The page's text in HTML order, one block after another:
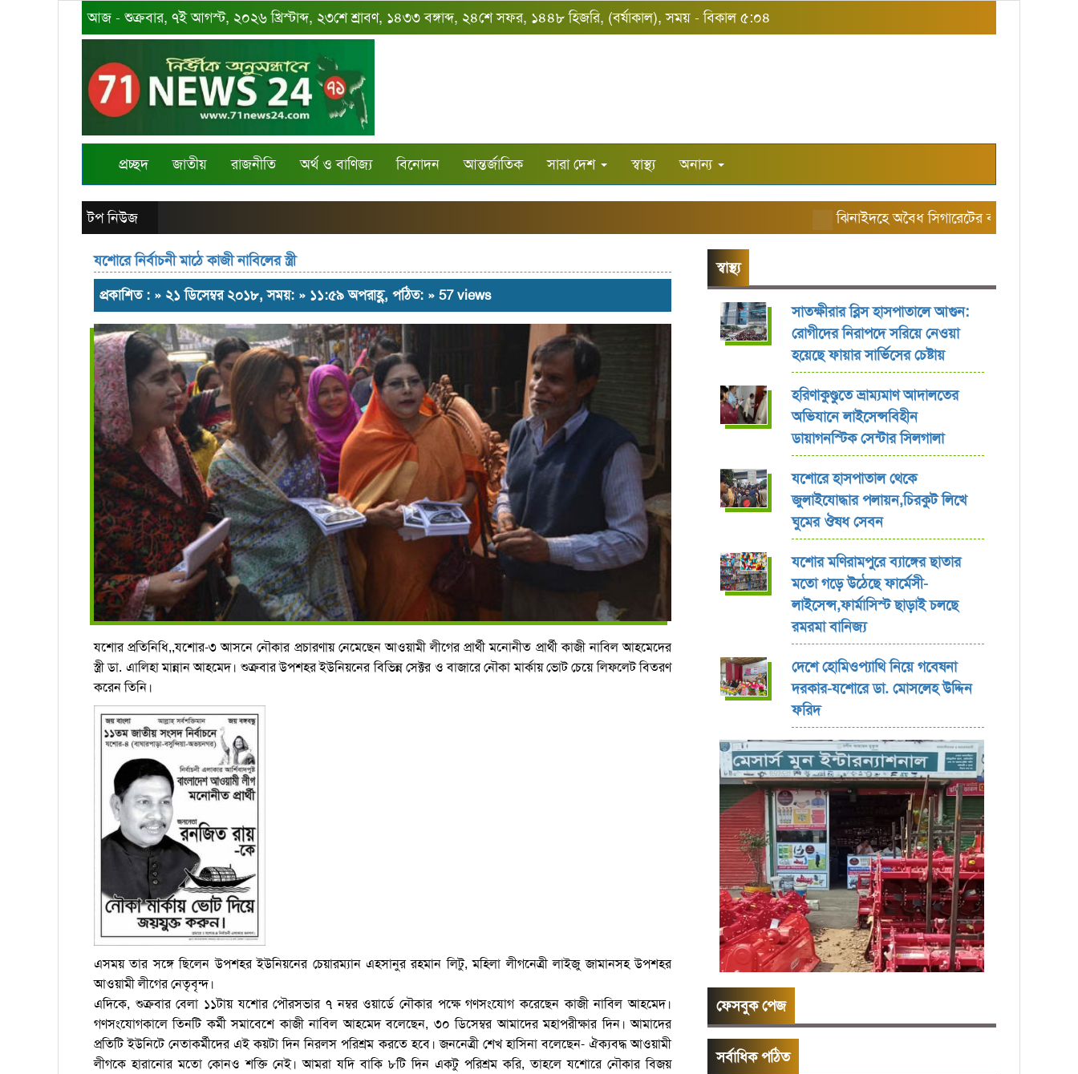
আজ - শুক্রবার, ৭ই আগস্ট, ২০২৬ খ্রিস্টাব্দ, ২৩শে শ্রাবণ, ১৪৩৩ বঙ্গাব্দ, ২৪শে সফর, ১৪৪৮ হিজরি, (বর্ষাকাল), সময় - বিকাল ৫:০৪
প্রচ্ছদ জাতীয় রাজনীতি অর্থ ও বাণিজ্য বিনোদন আন্তর্জাতিক সারা দেশ স্বাস্থ্য অনান্য
টপ নিউজ ঝিনাইদহে অবৈধ সিগারেটের বাজার তৈরি করছে
যশোরে নির্বাচনী মাঠে কাজী নাবিলের স্ত্রী
প্রকাশিত : » ২১ ডিসেম্বর ২০১৮, সময়: » ১১:৫৯ অপরাহ্ণ, পঠিত: » 57 views
যশোর প্রতিনিধি,,যশোর-৩ আসনে নৌকার প্রচারণায় নেমেছেন আওয়ামী লীগের প্রার্থী মনোনীত প্রার্থী কাজী নাবিল আহমেদের
স্ত্রী ডা. এালিহা মান্নান আহমেদ। শুক্রবার উপশহর ইউনিয়নের বিভিন্ন সেক্টর ও বাজারে নৌকা মার্কায় ভোট চেয়ে লিফলেট বিতরণ
করেন তিনি।
এসময় তার সঙ্গে ছিলেন উপশহর ইউনিয়নের চেয়ারম্যান এহসানুর রহমান লিটু, মহিলা লীগনেত্রী লাইজু জামানসহ উপশহর
আওয়ামী লীগের নেতৃবৃন্দ।
এদিকে, শুক্রবার বেলা ১১টায় যশোর পৌরসভার ৭ নম্বর ওয়ার্ডে নৌকার পক্ষে গণসংযোগ করেছেন কাজী নাবিল আহমেদ।
গণসংযোগকালে তিনটি কর্মী সমাবেশে কাজী নাবিল আহমেদ বলেছেন, ৩০ ডিসেম্বর আমাদের মহাপরীক্ষার দিন। আমাদের
প্রতিটি ইউনিটে নেতাকর্মীদের এই কয়টা দিন নিরলস পরিশ্রম করতে হবে। জননেত্রী শেখ হাসিনা বলেছেন- ঐক্যবদ্ধ আওয়ামী
লীগকে হারানোর মতো কোনও শক্তি নেই। আমরা যদি বাকি ৮টি দিন একটু পরিশ্রম করি, তাহলে যশোরে নৌকার বিজয়
স্বাস্থ্য
সাতক্ষীরার ব্লিস হাসপাতালে আগুন:
রোগীদের নিরাপদে সরিয়ে নেওয়া
হয়েছে ফায়ার সার্ভিসের চেষ্টায়
হরিণাকুণ্ডুতে ভ্রাম্যমাণ আদালতের
অভিযানে লাইসেন্সবিহীন
ডায়াগনস্টিক সেন্টার সিলগালা
যশোরে হাসপাতাল থেকে
জুলাইযোদ্ধার পলায়ন,চিরকুট লিখে
ঘুমের ঔষধ সেবন
যশোর ‎মণিরামপুরে ব্যাঙ্গের ছাতার
মতো গড়ে উঠেছে ফার্মেসী-
লাইসেন্স,ফার্মাসিস্ট ছাড়াই চলছে
রমরমা বানিজ্য ‎
দেশে হোমিওপ্যাথি নিয়ে গবেষনা
দরকার-যশোরে ডা. মোসলেহ উদ্দিন
ফরিদ
ফেসবুক পেজ
সর্বাধিক পঠিত